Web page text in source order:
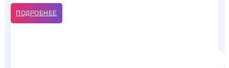
ПОДРОБНЕЕ